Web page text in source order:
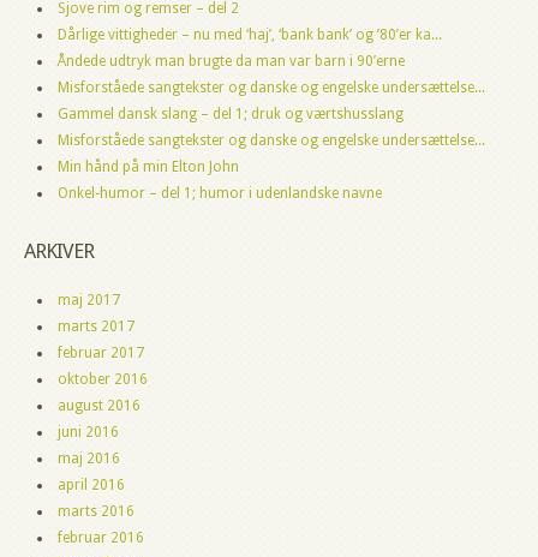
Sjove rim og remser – del 2
Dårlige vittigheder – nu med ‘haj’, ‘bank bank’ og ’80’er ka...
Åndede udtryk man brugte da man var barn i 90’erne
Misforståede sangtekster og danske og engelske undersættelse...
Gammel dansk slang – del 1; druk og værtshusslang
Misforståede sangtekster og danske og engelske undersættelse...
Min hånd på min Elton John
Onkel-humor – del 1; humor i udenlandske navne
ARKIVER
maj 2017
marts 2017
februar 2017
oktober 2016
august 2016
juni 2016
maj 2016
april 2016
marts 2016
februar 2016